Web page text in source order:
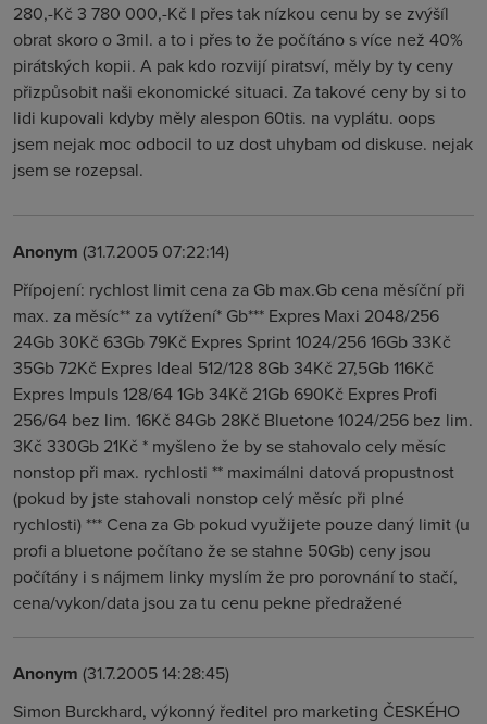
280,-Kč 3 780 000,-Kč I přes tak nízkou cenu by se zvýšíl
obrat skoro o 3mil. a to i přes to že počítáno s více než 40%
pirátských kopii. A pak kdo rozvijí piratsví, měly by ty ceny
přizpůsobit naši ekonomické situaci. Za takové ceny by si to
lidi kupovali kdyby měly alespon 60tis. na vyplátu. oops
jsem nejak moc odbocil to uz dost uhybam od diskuse. nejak
jsem se rozepsal.
Anonym (31.7.2005 07:22:14)
Přípojení: rychlost limit cena za Gb max.Gb cena měsíční při
max. za měsíc** za vytížení* Gb*** Expres Maxi 2048/256
24Gb 30Kč 63Gb 79Kč Expres Sprint 1024/256 16Gb 33Kč
35Gb 72Kč Expres Ideal 512/128 8Gb 34Kč 27,5Gb 116Kč
Expres Impuls 128/64 1Gb 34Kč 21Gb 690Kč Expres Profi
256/64 bez lim. 16Kč 84Gb 28Kč Bluetone 1024/256 bez lim.
3Kč 330Gb 21Kč * myšleno že by se stahovalo cely měsíc
nonstop při max. rychlosti ** maximálni datová propustnost
(pokud by jste stahovali nonstop celý měsíc při plné
rychlosti) *** Cena za Gb pokud využijete pouze daný limit (u
profi a bluetone počítano že se stahne 50Gb) ceny jsou
počítány i s nájmem linky myslím že pro porovnání to stačí,
cena/vykon/data jsou za tu cenu pekne předražené
Anonym (31.7.2005 14:28:45)
Simon Burckhard, výkonný ředitel pro marketing ČESKÉHO